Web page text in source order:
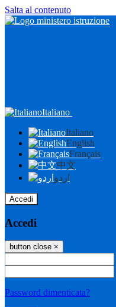
Salta al contenuto
Italiano
Italiano
English
Français
中文
اردو
Accedi
Accedi
button close ×
Password dimenticata?